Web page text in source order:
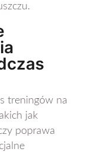
treningów na
jak
poprawa